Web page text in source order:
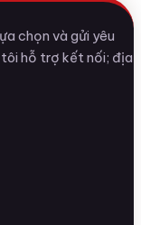
chọn và gửi yêu
hỗ trợ kết nối; địa